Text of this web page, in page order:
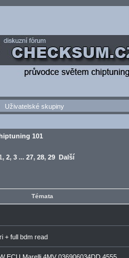
Uživatelské skupiny
101
, 2, 3 ... 27, 28, 29 Další
Témata
+ full bdm read